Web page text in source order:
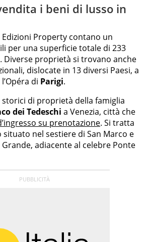
i beni di lusso in
Property contano un
per una superficie totale di 233
proprietà si trovano anche
dislocate in 13 diversi Paesi, a
di Parigi.
di proprietà della famiglia
dei Tedeschi a Venezia, città che
su prenotazione. Si tratta
situato nel sestiere di San Marco e
adiacente al celebre Ponte